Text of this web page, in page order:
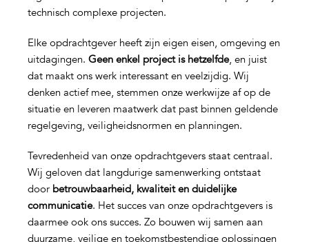
technisch complexe projecten.
Elke opdrachtgever heeft zijn eigen eisen, omgeving en
uitdagingen. Geen enkel project is hetzelfde, en juist
dat maakt ons werk interessant en veelzijdig. Wij
denken actief mee, stemmen onze werkwijze af op de
situatie en leveren maatwerk dat past binnen geldende
regelgeving, veiligheidsnormen en planningen.
Tevredenheid van onze opdrachtgevers staat centraal.
Wij geloven dat langdurige samenwerking ontstaat
door betrouwbaarheid, kwaliteit en duidelijke
communicatie. Het succes van onze opdrachtgevers is
daarmee ook ons succes. Zo bouwen wij samen aan
duurzame, veilige en toekomstbestendige oplossingen